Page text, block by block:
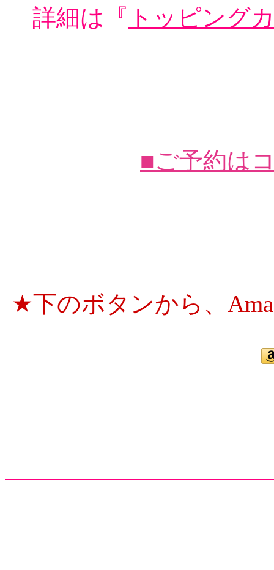
詳細は『 トッピング
■ご予約は
★下のボタンから、